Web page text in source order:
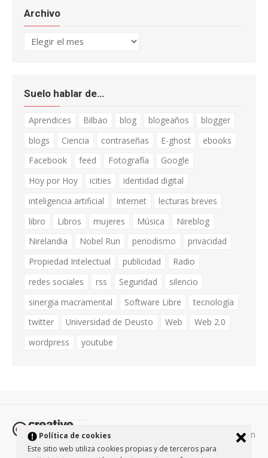
Política de cookies
Este sitio web utiliza cookies propias y de terceros para
Archivo
Archivo
Suelo hablar de…
Aprendices Bilbao blog blogeaños
blogger
blogs
Ciencia contraseñas E-ghost
ebooks
Facebook
feed Fotografía
Google
Hoy por Hoy
icities
identidad digital
inteligencia artificial
Internet
lecturas breves
libro
Libros mujeres Música
Nireblog
Nirelandia
Nobel Run periodismo
privacidad
Propiedad Intelectual
publicidad
Radio
redes sociales
rss Seguridad
silencio
sinergia macramental
Software Libre
tecnología
twitter
Universidad de Deusto Web
Web 2.0
wordpress
youtube
Todos los contenidos de esta página están
protegidos por la licencia Creative Commons Attribution-